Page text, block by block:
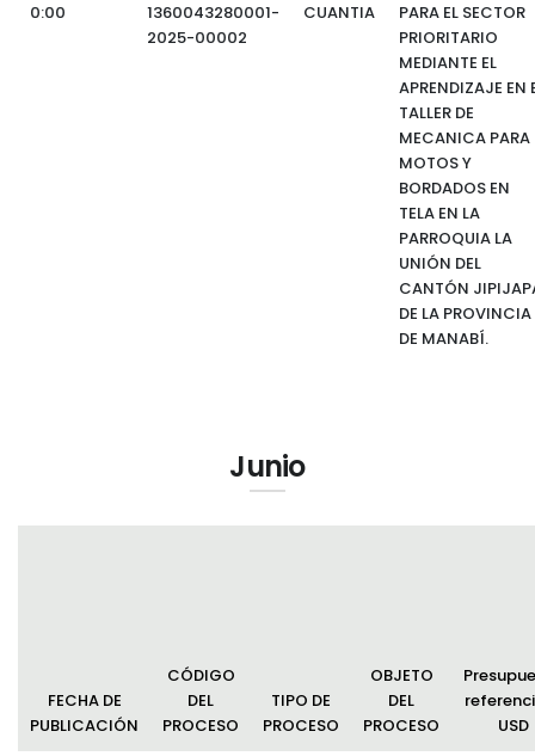
0:00
1360043280001-
2025-00002
CUANTIA
PARA EL SECTOR
PRIORITARIO
MEDIANTE EL
APRENDIZAJE EN
TALLER DE
MECANICA PARA
MOTOS Y
BORDADOS EN
TELA EN LA
PARROQUIA LA
UNIÓN DEL
CANTÓN
DE LA PROVINCIA
DE MANABÍ.
Junio
FECHA DE
PUBLICACIÓN
CÓDIGO
DEL
PROCESO
TIPO DE
PROCESO
OBJETO
DEL
PROCESO
USD